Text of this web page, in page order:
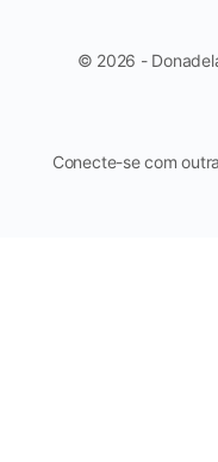
© 2026 -
Conecte-se com